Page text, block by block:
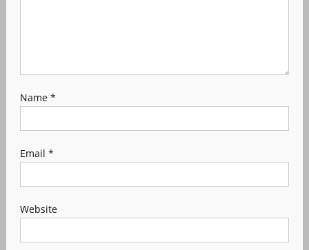
Name *
Email *
Website